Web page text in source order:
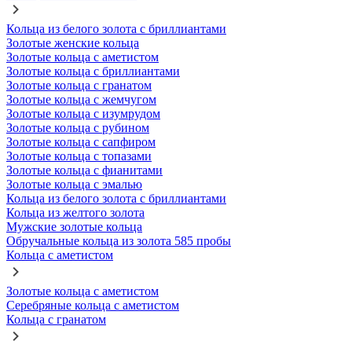
Кольца из белого золота с бриллиантами
Золотые женские кольца
Золотые кольца с аметистом
Золотые кольца с бриллиантами
Золотые кольца с гранатом
Золотые кольца с жемчугом
Золотые кольца с изумрудом
Золотые кольца с рубином
Золотые кольца с сапфиром
Золотые кольца с топазами
Золотые кольца с фианитами
Золотые кольца с эмалью
Кольца из белого золота с бриллиантами
Кольца из желтого золота
Мужские золотые кольца
Обручальные кольца из золота 585 пробы
Кольца с аметистом
Золотые кольца с аметистом
Серебряные кольца с аметистом
Кольца с гранатом